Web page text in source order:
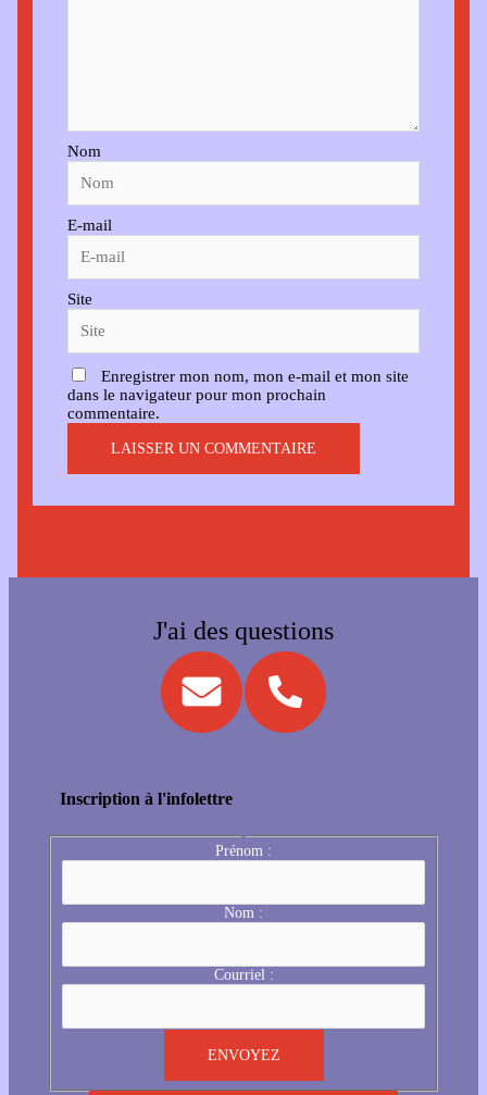
Nom
E-mail
Site
Enregistrer mon nom, mon e-mail et mon site
dans le navigateur pour mon prochain
commentaire.
J'ai des questions
Inscription à l'infolettre
Prénom :
Nom :
Courriel :